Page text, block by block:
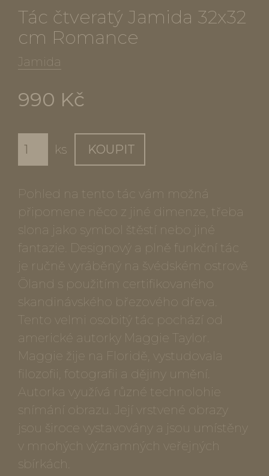
Tác čtveratý Jamida 32x32
cm Romance
Jamida
990 Kč
ks KOUPIT
Pohled na tento tác vám možná
připomene něco z jiné dimenze, třeba
slona jako symbol štěstí nebo jiné
fantazie. Designový a plně funkční tác
je ručně vyráběný na švédském ostrově
Öland s použitím certifikovaného
skandinávského březového dřeva.
Tento velmi osobitý tác pochází od
americké autorky Maggie Taylor.
Maggie žije na Floridě, vystudovala
filozofii, fotografii a dějiny umění.
Autorka využívá různé technolohie
snímání obrazu. Její vrstvené obrazy
jsou široce vystavovány a jsou umístěny
v mnohých významných veřejných
sbírkách.